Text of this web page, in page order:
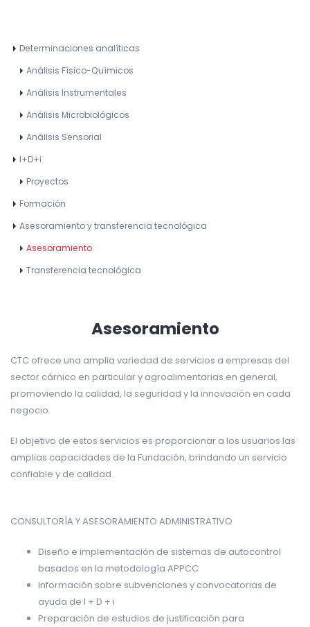
Determinaciones analíticas
Análisis Físico-Químicos
Análisis Instrumentales
Análisis Microbiológicos
Análisis Sensorial
I+D+i
Proyectos
Formación
Asesoramiento y transferencia tecnológica
Asesoramiento
Transferencia tecnológica
Asesoramiento
CTC ofrece una amplia variedad de servicios a empresas del
sector cárnico en particular y agroalimentarias en general,
promoviendo la calidad, la seguridad y la innovación en cada
negocio.
El objetivo de estos servicios es proporcionar a los usuarios las
amplias capacidades de la Fundación, brindando un servicio
confiable y de calidad.
CONSULTORÍA Y ASESORAMIENTO ADMINISTRATIVO
Diseño e implementación de sistemas de autocontrol
basados ​​en la metodología APPCC
Información sobre subvenciones y convocatorias de
ayuda de I + D + i
Preparación de estudios de justificación para